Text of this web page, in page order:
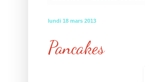
lundi 18 mars 2013
Pancakes